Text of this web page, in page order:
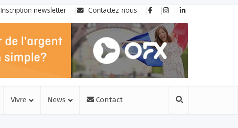
Inscription newsletter Contactez-nous
Vivre News Contact